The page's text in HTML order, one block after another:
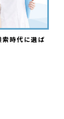
時代に選ば